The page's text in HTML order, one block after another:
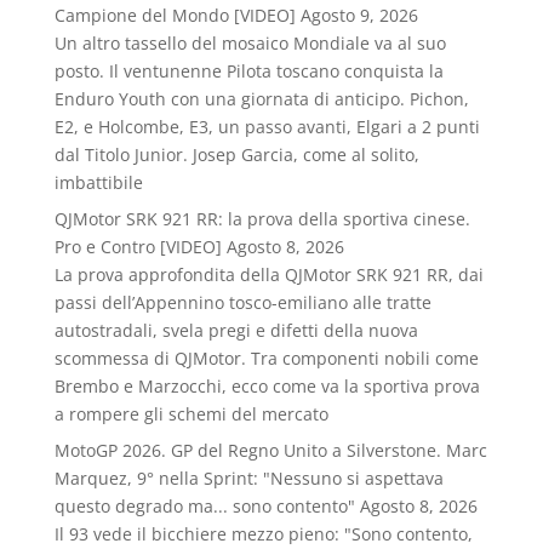
Campione del Mondo [VIDEO] Agosto 9, 2026
Un altro tassello del mosaico Mondiale va al suo
posto. Il ventunenne Pilota toscano conquista la
Enduro Youth con una giornata di anticipo. Pichon,
E2, e Holcombe, E3, un passo avanti, Elgari a 2 punti
dal Titolo Junior. Josep Garcia, come al solito,
imbattibile
QJMotor SRK 921 RR: la prova della sportiva cinese.
Pro e Contro [VIDEO] Agosto 8, 2026
La prova approfondita della QJMotor SRK 921 RR, dai
passi dell’Appennino tosco-emiliano alle tratte
autostradali, svela pregi e difetti della nuova
scommessa di QJMotor. Tra componenti nobili come
Brembo e Marzocchi, ecco come va la sportiva prova
a rompere gli schemi del mercato
MotoGP 2026. GP del Regno Unito a Silverstone. Marc
Marquez, 9° nella Sprint: "Nessuno si aspettava
questo degrado ma... sono contento" Agosto 8, 2026
Il 93 vede il bicchiere mezzo pieno: "Sono contento,